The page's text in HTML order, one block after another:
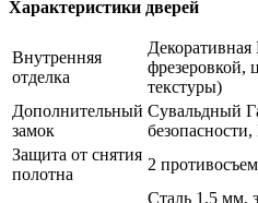
Характеристики дверей
Внутренняя
отделка
фрезеровкой,
текстуры)
Дополнительный
замок
Сувальдный
безопасности,
Защита от снятия
полотна
2
Сталь 1,5 мм,